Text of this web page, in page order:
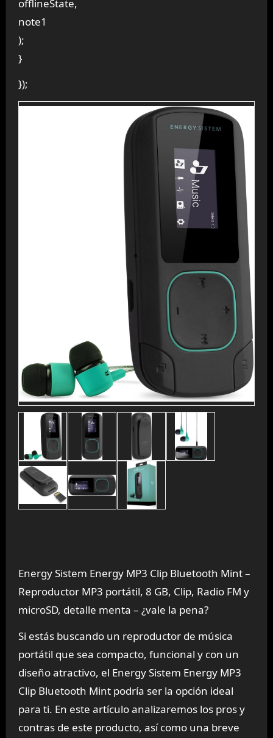
offlineState,
note1
);
}
});
Energy Sistem Energy MP3 Clip Bluetooth Mint –
Reproductor MP3 portátil, 8 GB, Clip, Radio FM y
microSD, detalle menta – ¿vale la pena?
Si estás buscando un reproductor de música
portátil que sea compacto, funcional y con un
diseño atractivo, el Energy Sistem Energy MP3
Clip Bluetooth Mint podría ser la opción ideal
para ti. En este artículo analizaremos los pros y
contras de este producto, así como una breve